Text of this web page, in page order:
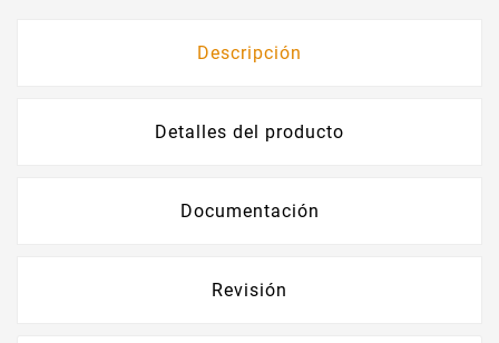
Descripción
Detalles del producto
Documentación
Revisión